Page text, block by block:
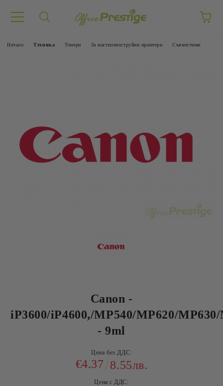
Начало Техника Тонери За мастиленоструйни принтери Съвместими
Canon -
iP3600/iP4600,/MP540/MP620/
- 9ml
Цена без ДДС:
€4.37 8.55лв.
Цена с ДДС: